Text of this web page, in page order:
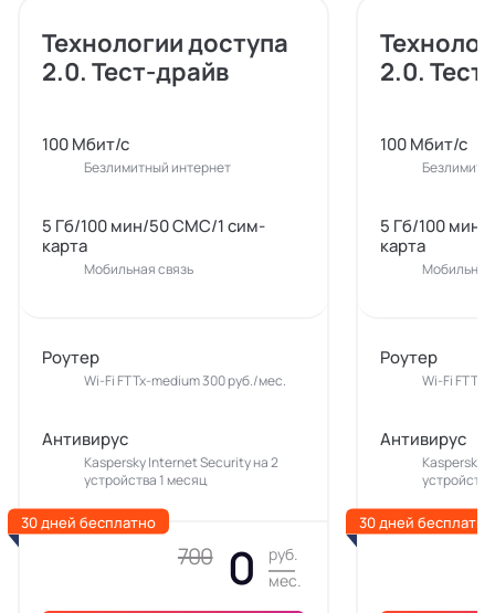
Технологии доступа
2.0. Тест-драйв
100 Мбит/с
Безлимитный интернет
5 Гб/100 мин/50 СМС/1 сим-
карта
Мобильная связь
Роутер
Wi-Fi FTTx-medium 300 руб./мес.
Антивирус
Kaspersky Internet Security на 2
устройства 1 месяц
700 0
руб.
мес.
30 дней бесплатно
2.0.
100 Мбит/с
5 Гб/100
карта
Мобильная
Роутер
Wi-Fi
Антивирус
Kaspersky
30 дней бесплатно